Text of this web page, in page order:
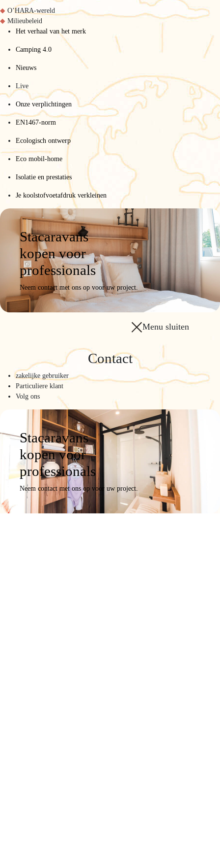
O’HARA-wereld
Milieubeleid
Het verhaal van het merk
Camping 4.0
Nieuws
Live
Onze verplichtingen
EN1467-norm
Ecologisch ontwerp
Eco mobil-home
Isolatie en prestaties
Je koolstofvoetafdruk verkleinen
Stacaravans
kopen voor
professionals
Neem contact met ons op voor uw project.
Menu sluiten
Contact
zakelijke gebruiker
Particuliere klant
Volg ons
Stacaravans
kopen voor
professionals
Neem contact met ons op voor uw project.